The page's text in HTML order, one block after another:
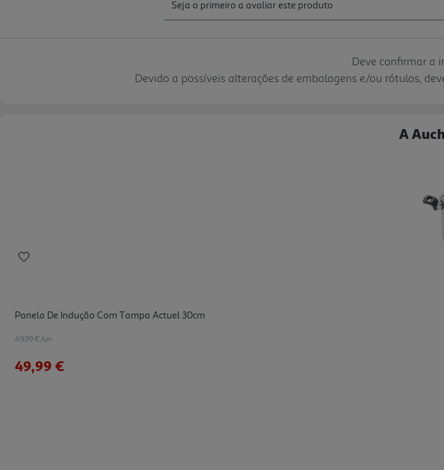
Deve confirmar a
Devido a possíveis alterações de embalagens e/ou rótulos,
A
Panela De Indução Com Tampa Actuel 30cm
49.99 €/un
49,99 €